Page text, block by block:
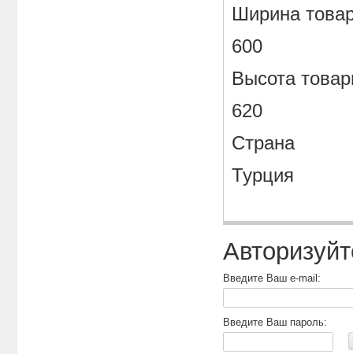
Ширина
600
Высота
620
Страна
Турция
Введите Ваш e-mail:
Введите Ваш пароль: